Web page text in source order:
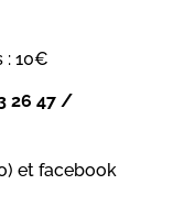
: 10€
26 47 /
et facebook